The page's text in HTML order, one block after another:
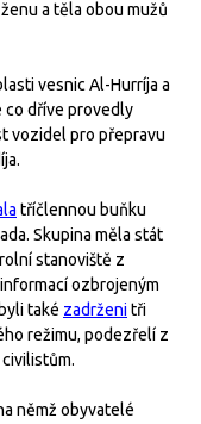
a těla obou mužů
vesnic Al-Hurríja a
co dříve provedly
vozidel pro přepravu
tříčlennou buňku
Skupina měla stát
stanoviště z
ozbrojeným
také zadrženitři
režimu, podezřelí z
němž obyvatelé